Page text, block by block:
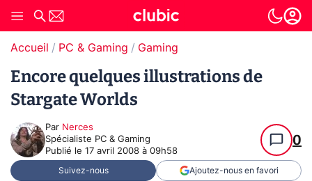
Accueil PC & Gaming Gaming
Encore quelques illustrations de
Stargate Worlds
Par Nerces
Spécialiste PC & Gaming
Publié le 17 avril 2008 à 09h58
0
Suivez-nous Ajoutez-nous en favori